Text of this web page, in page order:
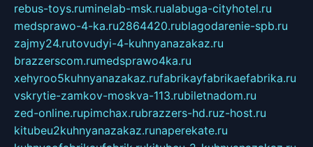
rebus-toys.ruminelab-msk.rualabuga-cityhotel.ru
medsprawo-4-ka.ru2864420.rublagodarenie-spb.ru
zajmy24.rutovudyi-4-kuhnyanazakaz.ru
brazzerscom.rumedsprawo4ka.ru
xehyroo5kuhnyanazakaz.rufabrikayfabrikaefabrika.ru
vskrytie-zamkov-moskva-113.rubiletnadom.ru
zed-online.rupimchax.rubrazzers-hd.ruz-host.ru
kitubeu2kuhnyanazakaz.runaperekate.ru